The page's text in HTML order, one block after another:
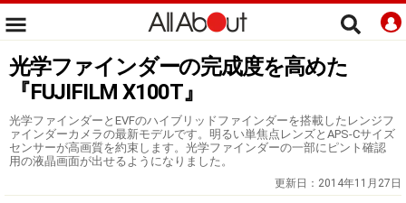
光学ファインダーの完成度を高めた
『FUJIFILM X100T』
光学ファインダーとEVFのハイブリッドファインダーを搭載したレンジフ
ァインダーカメラの最新モデルです。明るい単焦点レンズとAPS-Cサイズ
センサーが高画質を約束します。光学ファインダーの一部にピント確認
用の液晶画面が出せるようになりました。
更新日： 2014年11月27日